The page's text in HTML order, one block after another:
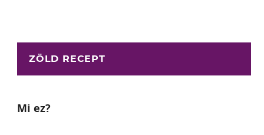
ZÖLD RECEPT
Mi ez?